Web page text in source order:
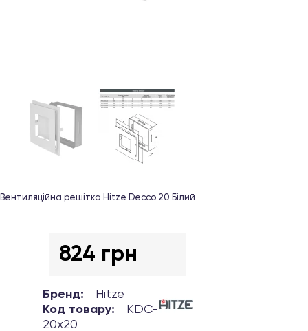
Вентиляційна решітка Hitze Decco 20 Білий
824 грн
Бренд:
Hitze
Код товару:
KDC-
20x20